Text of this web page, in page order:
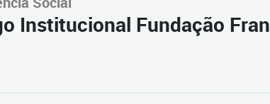
Institucional Fundação